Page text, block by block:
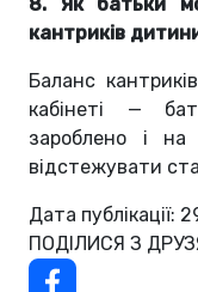
кантриків
Баланс
кабінеті —
зароблено і
відстежувати
Дата публікації:
ПОДІЛИСЯ З